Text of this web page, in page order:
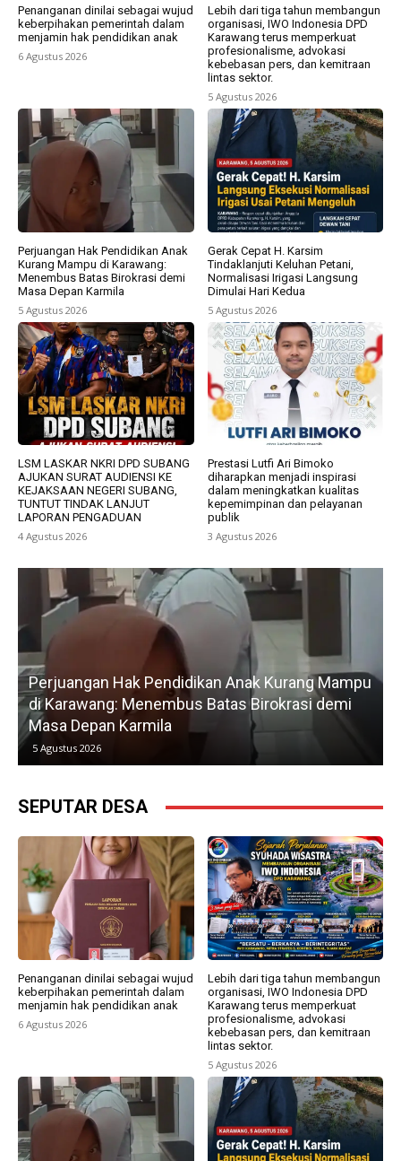
Penanganan dinilai sebagai wujud
keberpihakan pemerintah dalam
menjamin hak pendidikan anak
6 Agustus 2026
Lebih dari tiga tahun membangun
organisasi, IWO Indonesia DPD
Karawang terus memperkuat
profesionalisme, advokasi
kebebasan pers, dan kemitraan
lintas sektor.
5 Agustus 2026
Perjuangan Hak Pendidikan Anak
Kurang Mampu di Karawang:
Menembus Batas Birokrasi demi
Masa Depan Karmila
5 Agustus 2026
Gerak Cepat H. Karsim
Tindaklanjuti Keluhan Petani,
Normalisasi Irigasi Langsung
Dimulai Hari Kedua
5 Agustus 2026
LSM LASKAR NKRI DPD SUBANG
AJUKAN SURAT AUDIENSI KE
KEJAKSAAN NEGERI SUBANG,
TUNTUT TINDAK LANJUT
LAPORAN PENGADUAN
4 Agustus 2026
Prestasi Lutfi Ari Bimoko
diharapkan menjadi inspirasi
dalam meningkatkan kualitas
kepemimpinan dan pelayanan
publik
3 Agustus 2026
Perjuangan Hak Pendidikan Anak Kurang Mampu
di Karawang: Menembus Batas Birokrasi demi
Masa Depan Karmila
5 Agustus 2026
SEPUTAR DESA
Penanganan dinilai sebagai wujud
keberpihakan pemerintah dalam
menjamin hak pendidikan anak
6 Agustus 2026
Lebih dari tiga tahun membangun
organisasi, IWO Indonesia DPD
Karawang terus memperkuat
profesionalisme, advokasi
kebebasan pers, dan kemitraan
lintas sektor.
5 Agustus 2026